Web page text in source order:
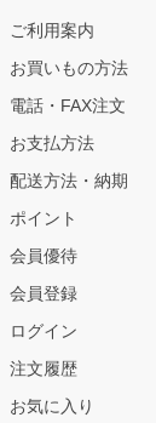
ご利用案内
お買いもの方法
電話・FAX注文
お支払方法
配送方法・納期
ポイント
会員優待
会員登録
ログイン
注文履歴
お気に入り